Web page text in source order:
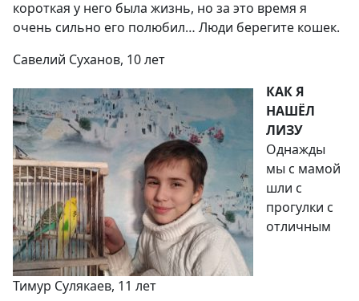
короткая у него была жизнь, но за это время я
очень сильно его полюбил… Люди берегите кошек.
Савелий Суханов, 10 лет
Тимур Сулякаев, 11 лет
КАК Я
НАШЁЛ
ЛИЗУ
Однажды
мы с мамой
шли с
прогулки с
отличным